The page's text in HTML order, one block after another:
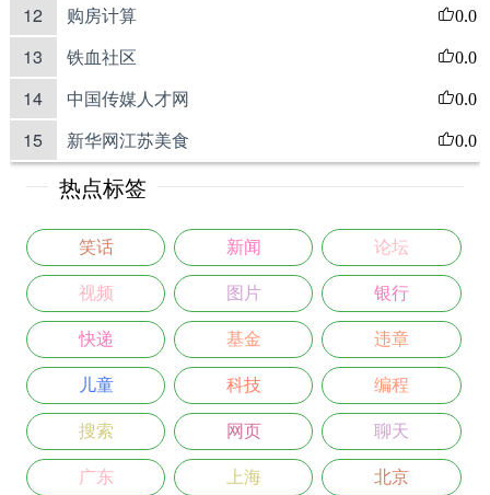
12 购房计算 0.0
13 铁血社区 0.0
14 中国传媒人才网 0.0
15 新华网江苏美食 0.0
热点标签
笑话 新闻 论坛
视频 图片 银行
快递 基金 违章
儿童 科技 编程
搜索 网页 聊天
广东 上海 北京